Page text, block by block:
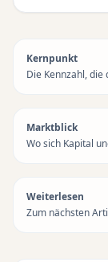
Kernpunkt
Die Kennzahl, die
Marktblick
Wo sich Kapital
Weiterlesen
Zum nächsten